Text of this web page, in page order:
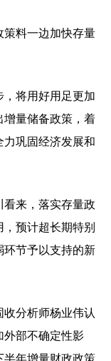
料一边加快存量
将用好用足更加
增量储备政策，着
力巩固经济发展和
来，落实存量政
预计超长期特别
环节予以支持的新
分析师杨业伟认
外部不确定性影
半年增量财政政策